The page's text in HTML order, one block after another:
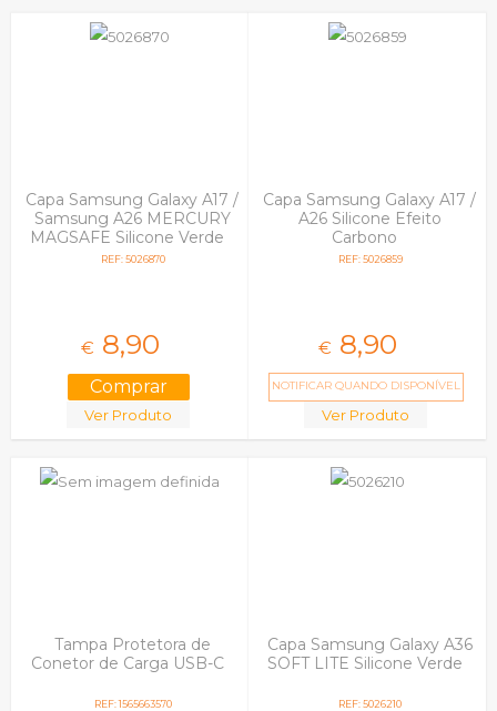
Capa Samsung Galaxy A17 /
Samsung A26 MERCURY
MAGSAFE Silicone Verde
REF: 5026870
€ 8,90
Ver Produto
Capa Samsung Galaxy A17 /
A26 Silicone Efeito
Carbono
REF: 5026859
€ 8,90
NOTIFICAR QUANDO DISPONÍVEL
Ver Produto
Tampa Protetora de
Conetor de Carga USB-C
REF: 1565663570
Capa Samsung Galaxy A36
SOFT LITE Silicone Verde
REF: 5026210